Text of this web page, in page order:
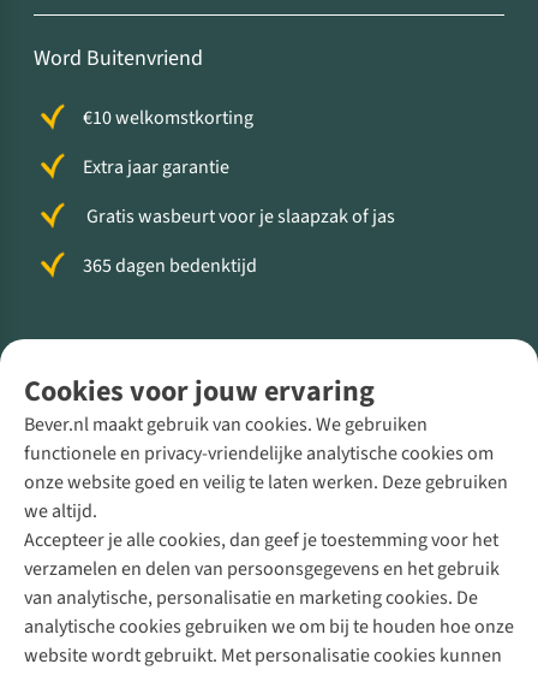
Cookies voor jouw ervaring
Bever.nl maakt gebruik van cookies. We gebruiken
functionele en privacy-vriendelijke analytische cookies om
onze website goed en veilig te laten werken. Deze gebruiken
we altijd.
Accepteer je alle cookies, dan geef je toestemming voor het
verzamelen en delen van persoonsgegevens en het gebruik
van analytische, personalisatie en marketing cookies. De
analytische cookies gebruiken we om bij te houden hoe onze
website wordt gebruikt. Met personalisatie cookies kunnen
Word Buitenvriend
€10 welkomstkorting
Extra jaar garantie
Gratis wasbeurt voor je slaapzak of jas
365 dagen bedenktijd
Direct advies van een Buitenexpert
+31 (0)85 888 50 88
+31 6 12 28 49 80
Contactformulier